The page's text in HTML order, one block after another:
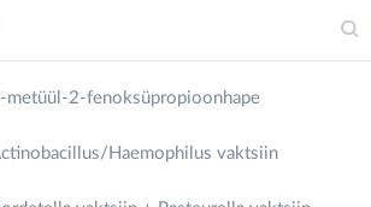
2-metüül-2-fenoksüpropioonhape
Actinobacillus/Haemophilus vaktsiin